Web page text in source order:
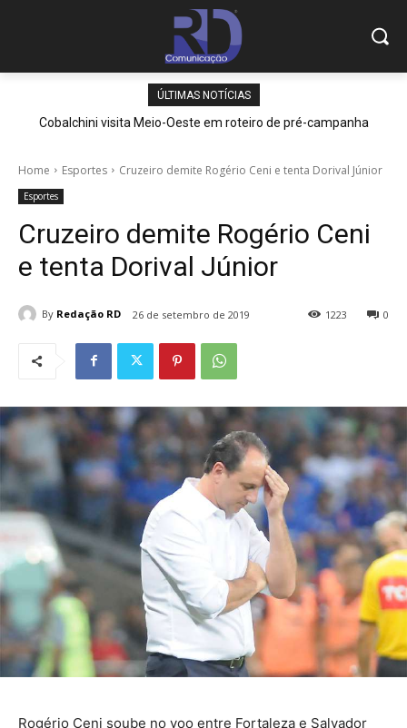
ÚLTIMAS NOTÍCIAS
Cobalchini visita Meio-Oeste em roteiro de pré-campanha
Home Esportes Cruzeiro demite Rogério Ceni e tenta Dorival Júnior
Esportes
Cruzeiro demite Rogério Ceni
e tenta Dorival Júnior
By Redação RD 26 de setembro de 2019 0
1223
Rogério Ceni soube no voo entre Fortaleza e Salvador